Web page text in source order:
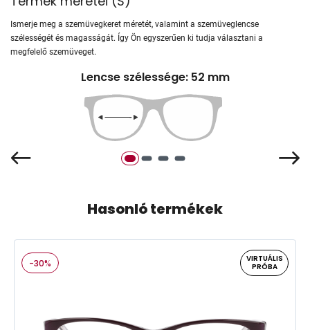
Ismerje meg a szemüvegkeret méretét, valamint a szemüveglencse
szélességét és magasságát. Így Ön egyszerűen ki tudja választani a
megfelelő szemüveget.
Lencse szélessége: 52 mm
Hasonló termékek
-30%
VIRTUÁLIS
PRÓBA